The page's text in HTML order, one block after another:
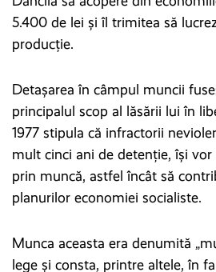
5.400 de lei și îl trimitea să
producție.
Detașarea în câmpul muncii
principalul scop al lăsării lui în
1977 stipula că infractorii
mult cinci ani de detenție, își vor
prin muncă, astfel încât să
planurilor economiei socialiste.
Munca aceasta era denumită
lege și consta, printre altele, în